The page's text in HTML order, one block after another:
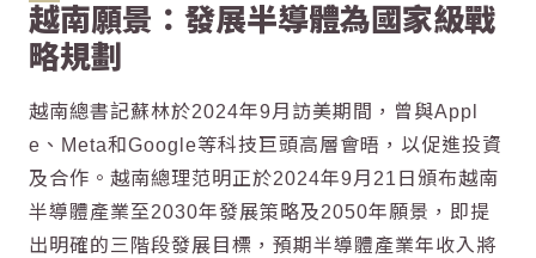
越南願景：發展半導體為國家級戰
略規劃
越南總書記蘇林於2024年9月訪美期間，曾與Appl
e、Meta和Google等科技巨頭高層會晤，以促進投資
及合作。越南總理范明正於2024年9月21日頒布越南
半導體產業至2030年發展策略及2050年願景，即提
出明確的三階段發展目標，預期半導體產業年收入將